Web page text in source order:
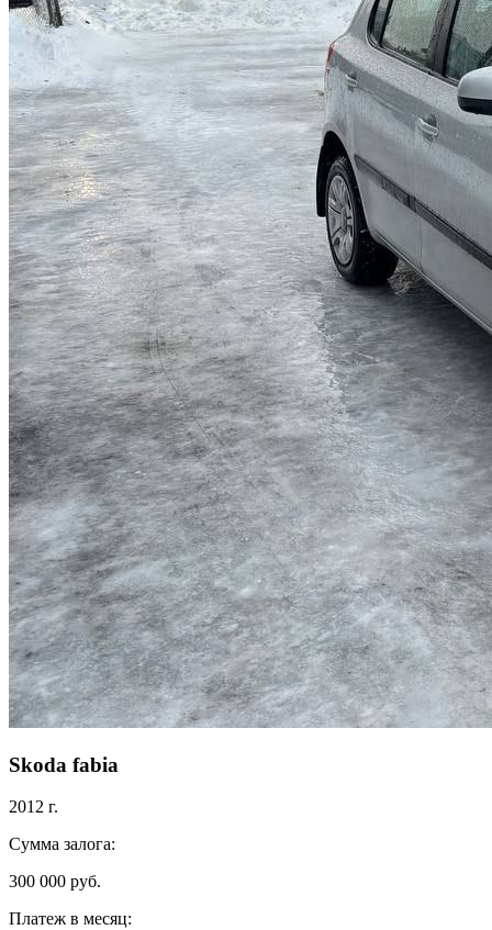
Skoda fabia
2012 г.
Сумма залога:
300 000 руб.
Платеж в месяц: